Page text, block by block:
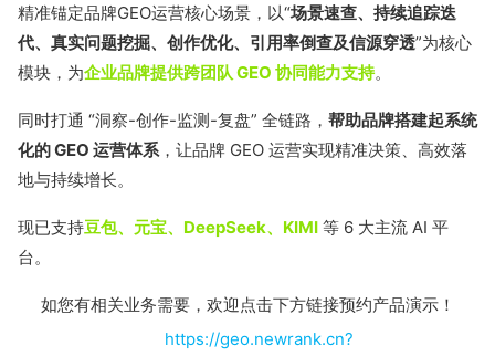
精准锚定品牌GEO运营核心场景，以“场景速查、持续追踪迭
代、真实问题挖掘、创作优化、引用率倒查及信源穿透”为核心
模块，为企业品牌提供跨团队 GEO 协同能力支持。
同时打通 “洞察-创作-监测-复盘” 全链路， 帮助品牌搭建起系统
化的 GEO 运营体系 ，让品牌 GEO 运营实现精准决策、高效落
地与持续增长。
现已支持豆包、元宝、DeepSeek、KIMI 等 6 大主流 AI 平
台。
如您有相关业务需要，欢迎点击下方链接预约产品演示！
https://geo.newrank.cn?